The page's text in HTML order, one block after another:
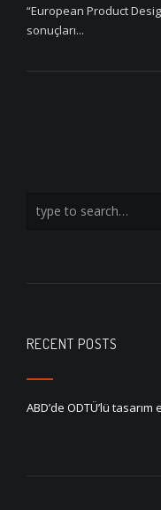
“European Product
sonuçları...
RECENT POSTS
ABD’de ODTÜ’lü